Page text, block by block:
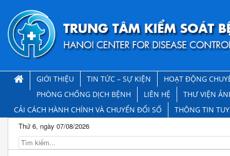
GIỚI THIỆU TIN TỨC – SỰ KIỆN
HOẠT ĐỘNG
PHÒNG CHỐNG DỊCH BỆNH
LIÊN HỆ
THƯ VIỆN
CẢI CÁCH HÀNH CHÍNH VÀ CHUYỂN ĐỔI SỐ
THÔNG TIN
Thứ 6, ngày 07/08/2026